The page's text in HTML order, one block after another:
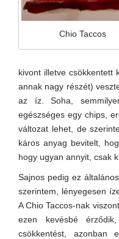
Chio Taccos
kivont illetve csökkentett
annak nagy részét)
az íz. Soha,
egészséges egy chips,
változat lehet, de
káros anyag bevitelt,
hogy ugyan annyit, csak
Sajnos pedig ez
szerintem, lényegesen
A Chio Taccos-nak
ezen kevésbé
csökkentést, azonban